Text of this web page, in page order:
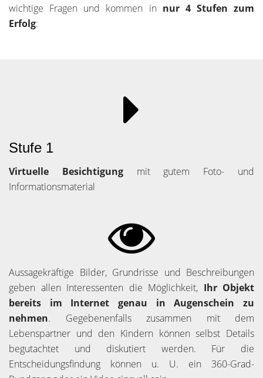
wichtige Fragen und kommen in nur 4 Stufen zum
Erfolg:
Stufe 1
Virtuelle Besichtigungmit gutem Foto- und
Informationsmaterial
Aussagekräftige Bilder, Grundrisse und Beschreibungen
geben allen Interessenten die Möglichkeit, Ihr Objekt
bereits im Internet genau in Augenschein zu
nehmen. Gegebenenfalls zusammen mit dem
Lebenspartner und den Kindern können selbst Details
begutachtet und diskutiert werden. Für die
Entscheidungsfindung können u. U. ein 360-Grad-